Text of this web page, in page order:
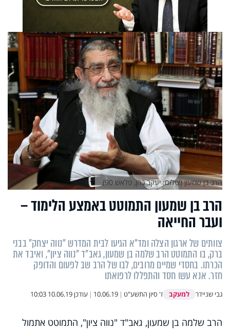
הרב בן שמעון התמוטט באמצע הלימוד –
ועבר החייאה
צוותים של ארגון הצלה ומד"א הגיעו לבית המדרש "נווה יצחק" בבני
ברק, בו התמוטט הרב שלמה בן שמעון, גאב"ד "נווה ציון", ואיבד את
הכרתו. בחסדי שמיים מרובים, לבו של הרב שב לפעום והדופק
חזר. אנא עשו חסד והתפללו לרפואתו
גבי שניידר למעקב ז' סיון התשע"ט |
10.06.19
| עודכן10.06.19 10:03
הרב בן שמעון (צילום: יעקב כהן, פלאש 90)
הרב שלמה בן שמעון, גאב"ד "נווה ציון", התמוטט אתמול